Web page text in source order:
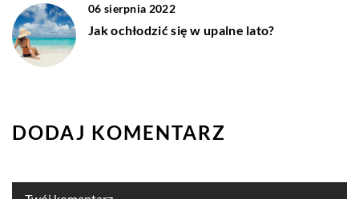
06 sierpnia 2022
Jak ochłodzić się w upalne lato?
DODAJ KOMENTARZ